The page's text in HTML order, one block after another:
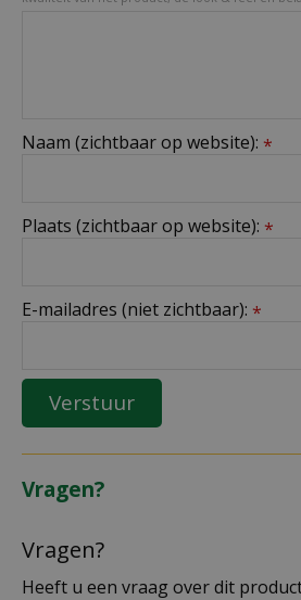
Naam (zichtbaar op website): *
Plaats (zichtbaar op website): *
E-mailadres (niet zichtbaar): *
Vragen?
Vragen?
Heeft u een vraag over dit